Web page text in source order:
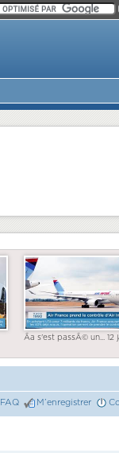
Ãa s'est passÃ© un... 12
FAQ M’enregistrer